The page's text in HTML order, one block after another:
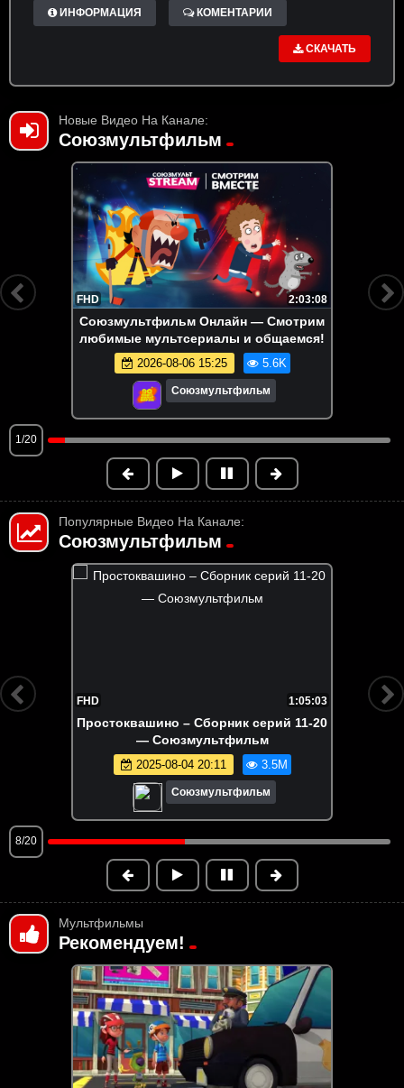
ИНФОРМАЦИЯ КОМЕНТАРИИ
СКАЧАТЬ
Новые Видео На Канале:
Союзмультфильм
FHD 2:03:08
Союзмультфильм Онлайн — Смотрим
любимые мультсериалы и общаемся!
2026-08-06 15:25 5.6K
Союзмультфильм
1/20
Популярные Видео На Канале:
Союзмультфильм
FHD 7:16
Умка на ёлке
2024-12-19 12:41 3.3M
Союзмультфильм
9/20
Мультфильмы
Рекомендуем!